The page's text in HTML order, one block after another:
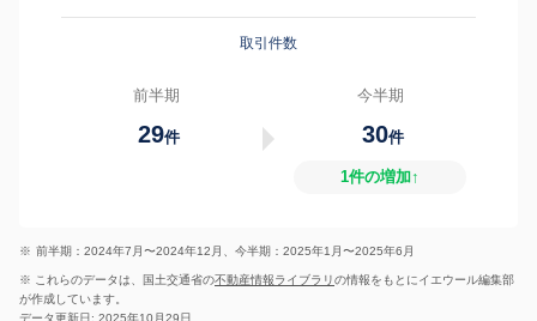
取引件数
前半期
29件
今半期
30件
1件の増加↑
※ 前半期：2024年7月〜2024年12月、今半期：2025年1月〜2025年6月
※ これらのデータは、国土交通省の不動産情報ライブラリの情報をもとにイエウール編集部
が作成しています。
データ更新日: 2025年10月29日